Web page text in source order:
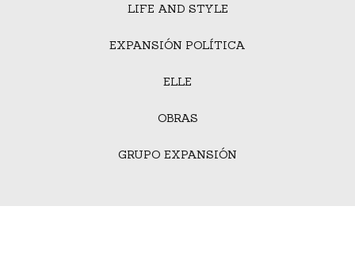
LIFE AND STYLE
EXPANSIÓN POLÍTICA
ELLE
OBRAS
GRUPO EXPANSIÓN